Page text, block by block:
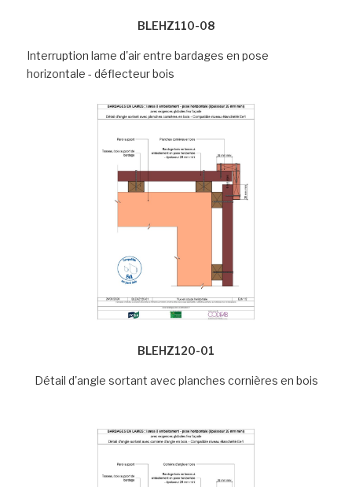
BLEHZ110-08
Interruption lame d'air entre bardages en pose
horizontale - déflecteur bois
BLEHZ120-01
Détail d'angle sortant avec planches cornières en bois